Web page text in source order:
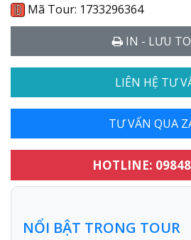
Mã Tour: 1733296364
IN - LƯU
LIÊN HỆ TƯ
TƯ VẤN QUA
HOTLINE:
NỔI BẬT TRONG TOUR